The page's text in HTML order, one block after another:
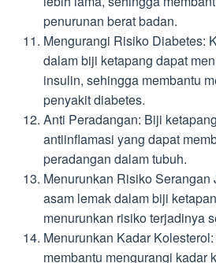
penurunan berat badan.
Mengurangi Risiko Diabetes:
dalam biji ketapang dapat
insulin, sehingga membantu
penyakit diabetes.
Anti Peradangan: Biji
antiinflamasi yang dapat
peradangan dalam tubuh.
Menurunkan Risiko Serangan
asam lemak dalam biji
menurunkan risiko terjadinya
Menurunkan Kadar
membantu mengurangi kadar